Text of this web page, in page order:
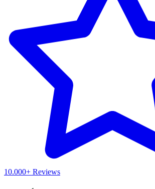
10.000+ Reviews